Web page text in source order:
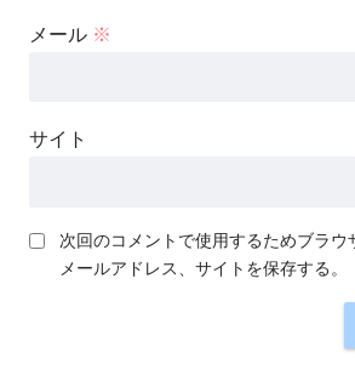
メール ※
サイト
次回のコメントで使用するためブラウ
メールアドレス、サイトを保存する。